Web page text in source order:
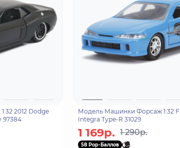
2012 Dodge
97384
Модель Машинки Форсаж 1:32
Integra Type-R 31029
1 169р. 1 290р.
58 Pop-Баллов